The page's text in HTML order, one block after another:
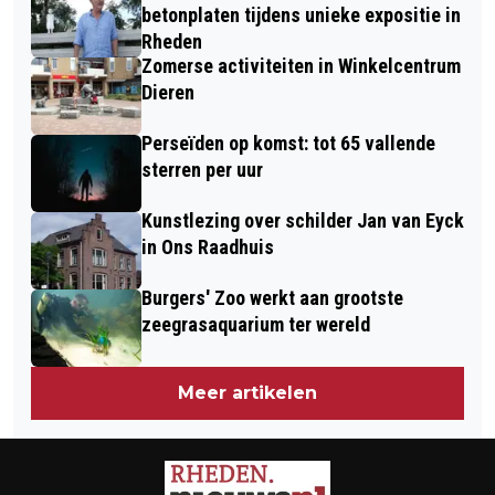
betonplaten tijdens unieke expositie in
Rheden
Zomerse activiteiten in Winkelcentrum
Dieren
Perseïden op komst: tot 65 vallende
sterren per uur
Kunstlezing over schilder Jan van Eyck
in Ons Raadhuis
Burgers' Zoo werkt aan grootste
zeegrasaquarium ter wereld
Meer artikelen